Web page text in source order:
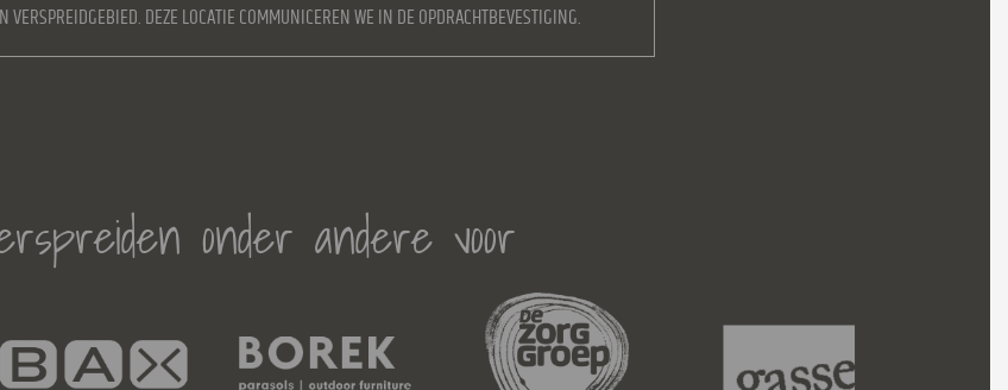
VERSPREIDGEBIED. DEZE LOCATIE COMMUNICEREN WE IN DE OPDRACHTBEVESTIGING.
onder andere voor